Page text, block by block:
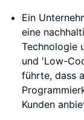
Ein
eine
Technologie
und 'Low-
führte, dass
Kunden